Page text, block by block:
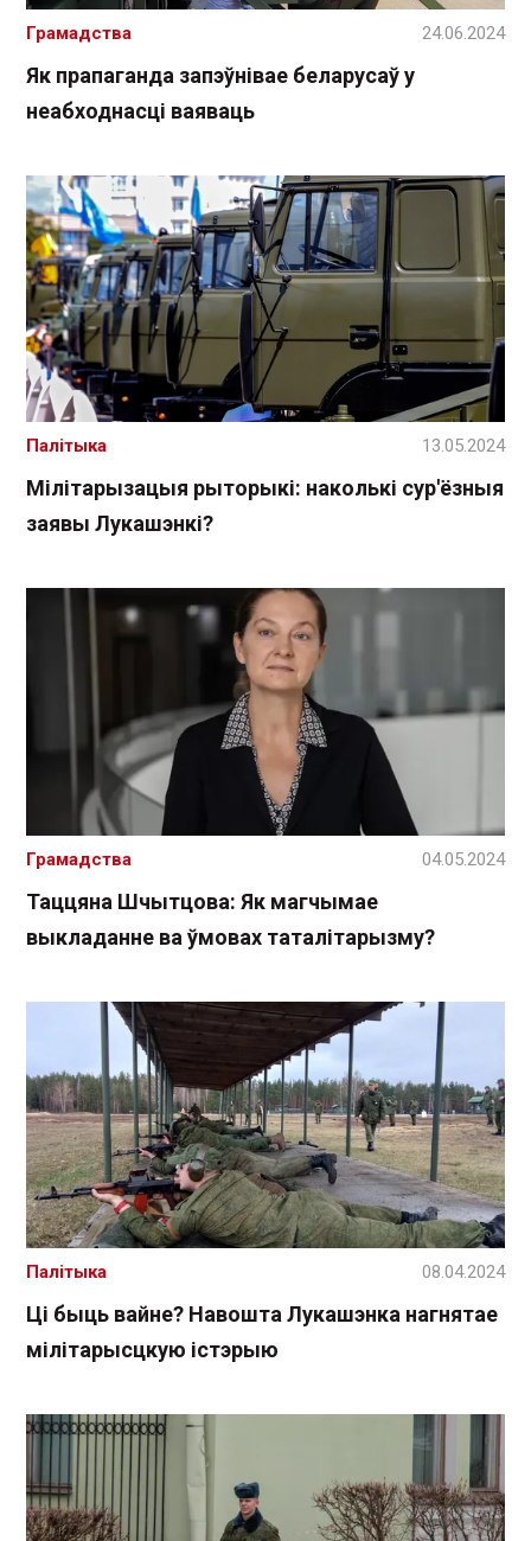
Як прапаганда запэўнівае беларусаў у
неабходнасці ваяваць
Грамадства 24.06.2024
Мілітарызацыя рыторыкі: наколькі сур'ёзныя
заявы Лукашэнкі?
Палітыка 13.05.2024
Таццяна Шчытцова: Як магчымае
выкладанне ва ўмовах таталітарызму?
Грамадства 04.05.2024
Ці быць вайне? Навошта Лукашэнка нагнятае
мілітарысцкую істэрыю
Палітыка 08.04.2024